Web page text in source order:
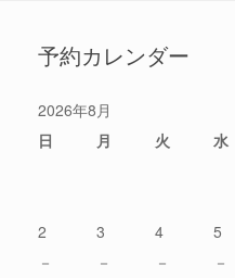
予約カレンダー
2026年8月
日
月 火 水
2
－
3
－
4
－
5
－